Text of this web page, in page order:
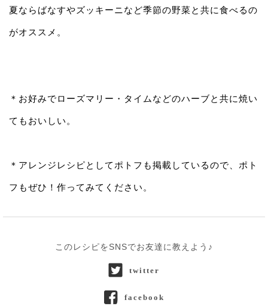
夏ならばなすやズッキーニなど季節の野菜と共に食べるの
がオススメ。
＊お好みでローズマリー・タイムなどのハーブと共に焼い
てもおいしい。
＊アレンジレシピとしてポトフも掲載しているので、ポト
フもぜひ！作ってみてください。
このレシピをSNSでお友達に教えよう♪
twitter
facebook